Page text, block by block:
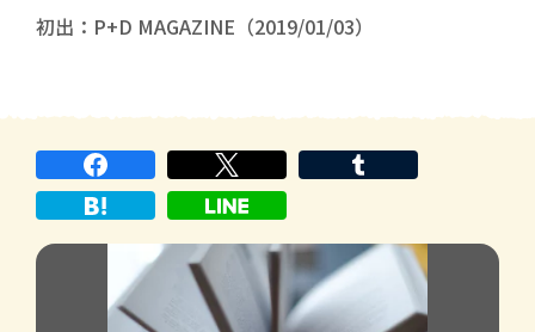
初出：P+D MAGAZINE（2019/01/03）